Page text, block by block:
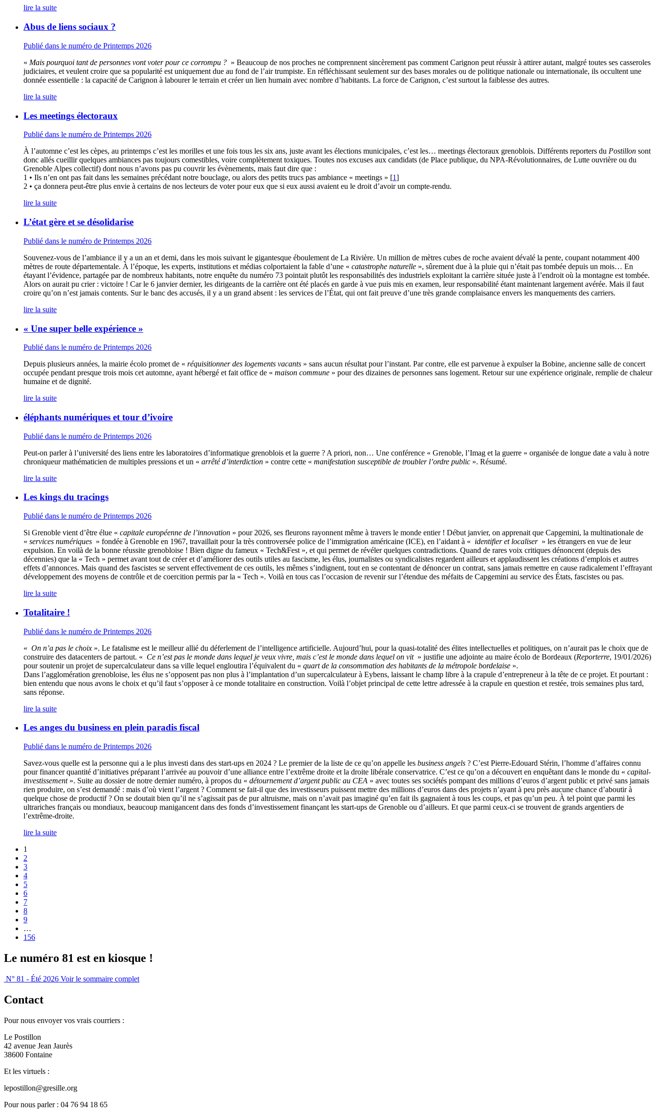
lire la suite
Abus de liens sociaux ?
Publié dans le numéro de Printemps 2026
« Mais pourquoi tant de personnes vont voter pour ce corrompu ? » Beaucoup de nos proches ne comprennent sincèrement pas comment Carignon peut réussir à attirer autant, malgré toutes ses casseroles
judiciaires, et veulent croire que sa popularité est uniquement due au fond de l’air trumpiste. En réfléchissant seulement sur des bases morales ou de politique nationale ou internationale, ils occultent une
donnée essentielle : la capacité de Carignon à labourer le terrain et créer un lien humain avec nombre d’habitants. La force de Carignon, c’est surtout la faiblesse des autres.
lire la suite
Les meetings électoraux
Publié dans le numéro de Printemps 2026
À l’automne c’est les cèpes, au printemps c’est les morilles et une fois tous les six ans, juste avant les élections municipales, c’est les… meetings électoraux grenoblois. Différents reporters du Postillon sont
donc allés cueillir quelques ambiances pas toujours comestibles, voire complètement toxiques. Toutes nos excuses aux candidats (de Place publique, du NPA-Révolutionnaires, de Lutte ouvrière ou du
Grenoble Alpes collectif) dont nous n’avons pas pu couvrir les évènements, mais faut dire que :
1 • Ils n’en ont pas fait dans les semaines précédant notre bouclage, ou alors des petits trucs pas ambiance « meetings » [1]
2 • ça donnera peut-être plus envie à certains de nos lecteurs de voter pour eux que si eux aussi avaient eu le droit d’avoir un compte-rendu.
lire la suite
L’état gère et se désolidarise
Publié dans le numéro de Printemps 2026
Souvenez-vous de l’ambiance il y a un an et demi, dans les mois suivant le gigantesque éboulement de La Rivière. Un million de mètres cubes de roche avaient dévalé la pente, coupant notamment 400
mètres de route départementale. À l’époque, les experts, institutions et médias colportaient la fable d’une « catastrophe naturelle », sûrement due à la pluie qui n’était pas tombée depuis un mois… En
étayant l’évidence, partagée par de nombreux habitants, notre enquête du numéro 73 pointait plutôt les responsabilités des industriels exploitant la carrière située juste à l’endroit où la montagne est tombée.
Alors on aurait pu crier : victoire ! Car le 6 janvier dernier, les dirigeants de la carrière ont été placés en garde à vue puis mis en examen, leur responsabilité étant maintenant largement avérée. Mais il faut
croire qu’on n’est jamais contents. Sur le banc des accusés, il y a un grand absent : les services de l’État, qui ont fait preuve d’une très grande complaisance envers les manquements des carriers.
lire la suite
« Une super belle expérience »
Publié dans le numéro de Printemps 2026
Depuis plusieurs années, la mairie écolo promet de « réquisitionner des logements vacants » sans aucun résultat pour l’instant. Par contre, elle est parvenue à expulser la Bobine, ancienne salle de concert
occupée pendant presque trois mois cet automne, ayant hébergé et fait office de « maison commune » pour des dizaines de personnes sans logement. Retour sur une expérience originale, remplie de chaleur
humaine et de dignité.
lire la suite
éléphants numériques et tour d’ivoire
Publié dans le numéro de Printemps 2026
Peut-on parler à l’université des liens entre les laboratoires d’informatique grenoblois et la guerre ? A priori, non… Une conférence « Grenoble, l’Imag et la guerre » organisée de longue date a valu à notre
chroniqueur mathématicien de multiples pressions et un « arrêté d’interdiction » contre cette « manifestation susceptible de troubler l’ordre public ». Résumé.
lire la suite
Les kings du tracings
Publié dans le numéro de Printemps 2026
Si Grenoble vient d’être élue « capitale européenne de l’innovation » pour 2026, ses fleurons rayonnent même à travers le monde entier ! Début janvier, on apprenait que Capgemini, la multinationale de
« services numériques » fondée à Grenoble en 1967, travaillait pour la très controversée police de l’immigration américaine (ICE), en l’aidant à « identifier et localiser » les étrangers en vue de leur
expulsion. En voilà de la bonne réussite grenobloise ! Bien digne du fameux « Tech&Fest », et qui permet de révéler quelques contradictions. Quand de rares voix critiques dénoncent (depuis des
décennies) que la « Tech » permet avant tout de créer et d’améliorer des outils utiles au fascisme, les élus, journalistes ou syndicalistes regardent ailleurs et applaudissent les créations d’emplois et autres
effets d’annonces. Mais quand des fascistes se servent effectivement de ces outils, les mêmes s’indignent, tout en se contentant de dénoncer un contrat, sans jamais remettre en cause radicalement l’effrayant
développement des moyens de contrôle et de coercition permis par la « Tech ». Voilà en tous cas l’occasion de revenir sur l’étendue des méfaits de Capgemini au service des États, fascistes ou pas.
lire la suite
Totalitaire !
Publié dans le numéro de Printemps 2026
« On n’a pas le choix ». Le fatalisme est le meilleur allié du déferlement de l’intelligence artificielle. Aujourd’hui, pour la quasi-totalité des élites intellectuelles et politiques, on n’aurait pas le choix que de
construire des datacenters de partout. « Ce n’est pas le monde dans lequel je veux vivre, mais c’est le monde dans lequel on vit » justifie une adjointe au maire écolo de Bordeaux (Reporterre, 19/01/2026)
pour soutenir un projet de supercalculateur dans sa ville lequel engloutira l’équivalent du « quart de la consommation des habitants de la métropole bordelaise ».
Dans l’agglomération grenobloise, les élus ne s’opposent pas non plus à l’implantation d’un supercalculateur à Eybens, laissant le champ libre à la crapule d’entrepreneur à la tête de ce projet. Et pourtant :
bien entendu que nous avons le choix et qu’il faut s’opposer à ce monde totalitaire en construction. Voilà l’objet principal de cette lettre adressée à la crapule en question et restée, trois semaines plus tard,
sans réponse.
lire la suite
Les anges du business en plein paradis fiscal
Publié dans le numéro de Printemps 2026
Savez-vous quelle est la personne qui a le plus investi dans des start-ups en 2024 ? Le premier de la liste de ce qu’on appelle les business angels ? C’est Pierre-Edouard Stérin, l’homme d’affaires connu
pour financer quantité d’initiatives préparant l’arrivée au pouvoir d’une alliance entre l’extrême droite et la droite libérale conservatrice. C’est ce qu’on a découvert en enquêtant dans le monde du « capital-
investissement». Suite au dossier de notre dernier numéro, à propos du « détournement d’argent public au CEA » avec toutes ses sociétés pompant des millions d’euros d’argent public et privé sans jamais
rien produire, on s’est demandé : mais d’où vient l’argent ? Comment se fait-il que des investisseurs puissent mettre des millions d’euros dans des projets n’ayant à peu près aucune chance d’aboutir à
quelque chose de productif ? On se doutait bien qu’il ne s’agissait pas de pur altruisme, mais on n’avait pas imaginé qu’en fait ils gagnaient à tous les coups, et pas qu’un peu. À tel point que parmi les
ultrariches français ou mondiaux, beaucoup manigancent dans des fonds d’investissement finançant les start-ups de Grenoble ou d’ailleurs. Et que parmi ceux-ci se trouvent de grands argentiers de
l’extrême-droite.
lire la suite
1
2
3
4
5
6
7
8
9
…
156
Le numéro 81 est en kiosque !
N° 81 - Été 2026 Voir le sommaire complet
Contact
Pour nous envoyer vos vrais courriers :
Le Postillon
42 avenue Jean Jaurès
38600 Fontaine
Et les virtuels :
lepostillon@gresille.org
Pour nous parler : 04 76 94 18 65